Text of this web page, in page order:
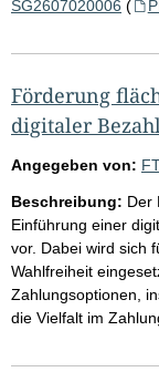
SG2607020006 (
Förderung
digitaler
Angegeben von:
Beschreibung: Der
Einführung einer
vor. Dabei wird sich
Wahlfreiheit
Zahlungsoptionen,
die Vielfalt im